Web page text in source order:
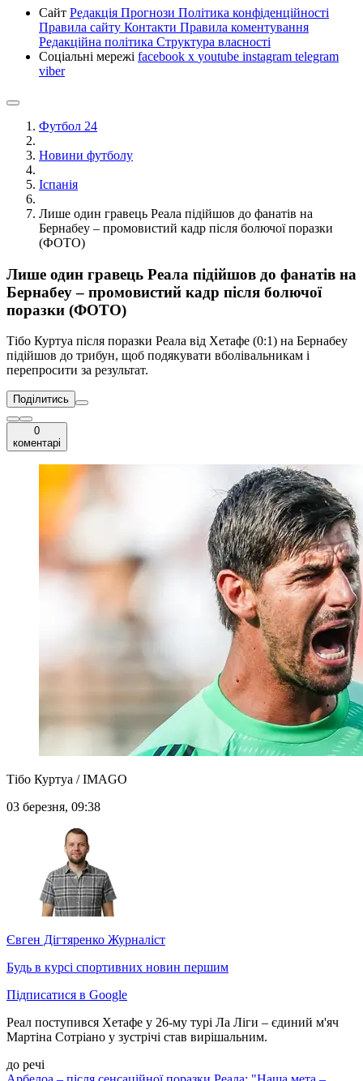
Сайт Редакція Прогнози Політика конфіденційності
Правила сайту Контакти Правила коментування
Редакційна політика Структура власності
Соціальні мережі facebook x youtube instagram telegram
viber
Футбол 24
Новини футболу
Іспанія
Лише один гравець Реала підійшов до фанатів на
Бернабеу – промовистий кадр після болючої поразки
(ФОТО)
Лише один гравець Реала підійшов до фанатів на
Бернабеу – промовистий кадр після болючої
поразки (ФОТО)
Тібо Куртуа після поразки Реала від Хетафе (0:1) на Бернабеу
підійшов до трибун, щоб подякувати вболівальникам і
перепросити за результат.
Поділитись
0
коментарі
Тібо Куртуа / IMAGO
03 березня, 09:38
Євген Дігтяренко Журналіст
Будь в курсі спортивних новин першим
Підписатися в Google
Реал поступився Хетафе у 26-му турі Ла Ліги – єдиний м'яч
Мартіна Сотріано у зустрічі став вирішальним.
до речі